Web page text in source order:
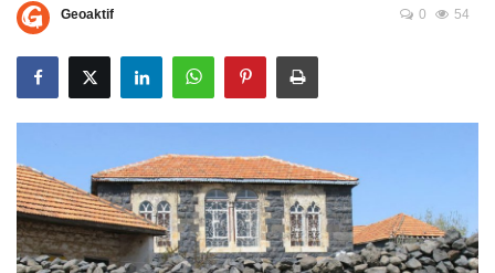
Etkinlikler
Kayıt
İletişim
Geoaktif 0 54